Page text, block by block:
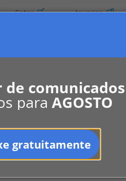
de comunicados
para AGOSTO
gratuitamente
Cotar Anunciar